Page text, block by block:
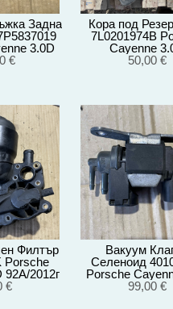
Задна
3.0D
2012
€
Кора под
7L0201974B
Cayenne
92A/EG22/
50,00 €
Филтър
Porsche
92A/2012г
€
Вакуум
Селеноид
Porsche
92A/EG22/
99,00 €